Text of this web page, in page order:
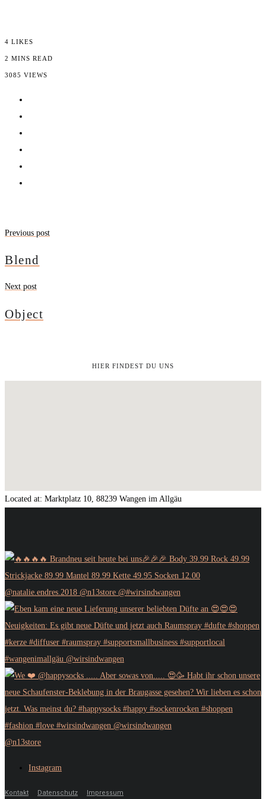
4 LIKES
2 MINS READ
3085 VIEWS
Previous post
Blend
Next post
Object
HIER FINDEST DU UNS
Located at: Marktplatz 10, 88239 Wangen im Allgäu
@n13store
Instagram
Kontakt Datenschutz Impressum